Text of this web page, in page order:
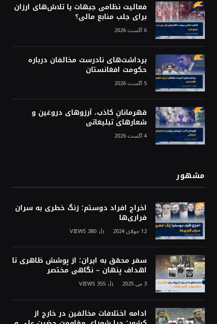
فعالیت نظامی جبهات یا تلاش‌های ارزان
برای جلب منابع مالی؟
6 آگست 2026
برداشت‌های نادرست مخالفان درباره
حکومت افغانستان
5 آگست 2026
قهرمانانِ کاذب، آرزوهای دروغین و
شعارهای تبلیغاتی
4 آگست 2026
مشهور
اخراج افراد دوستم؛ زنگ خطری به سران
فراری‌ها
12 جولای 2024 380
VIEWS
سفر محقق به ایران؛ از پوشش ظاهری تا
اهداف پنهان – نگاهی مختصر
3 می 2025 355
VIEWS
ادامه اختلافات مخالفین در خارج از